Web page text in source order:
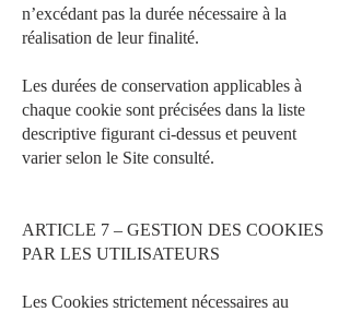
n’excédant pas la durée nécessaire à la
réalisation de leur finalité.
Les durées de conservation applicables à
chaque cookie sont précisées dans la liste
descriptive figurant ci-dessus et peuvent
varier selon le Site consulté.
ARTICLE 7 – GESTION DES COOKIES
PAR LES UTILISATEURS
Les Cookies strictement nécessaires au